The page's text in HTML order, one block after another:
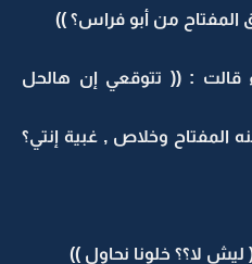
من أبو فراس؟ ))
قالت : (( تتوقعي إن هالحل
وخلاص , غبية إنتي؟
لا؟؟ خلونا نحاول ))